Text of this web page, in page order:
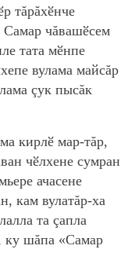
тăрăхӗнче
чăвашӗсем
тата мӗнпе
вулама майсăр
çук пысăк
кирлӗ мар-тăр,
чӗлхене сумран
ачасене
кам вулатăр-ха
та çапла
ку шăпа «Самар